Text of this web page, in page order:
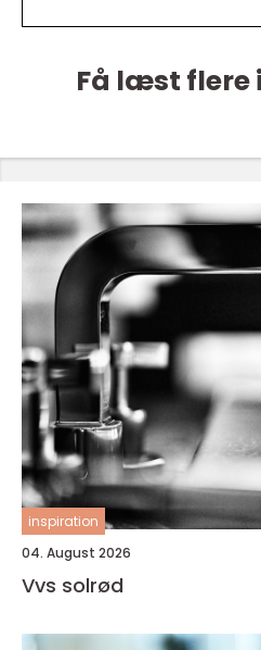
Få læst
inspiration
04. August 2026
Vvs solrød